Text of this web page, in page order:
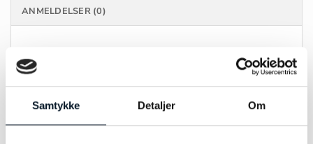
Samtykke Detaljer Om
ANMELDELSER (0)
Georg Jensen Sky Champagne prop
Materiale:Stål